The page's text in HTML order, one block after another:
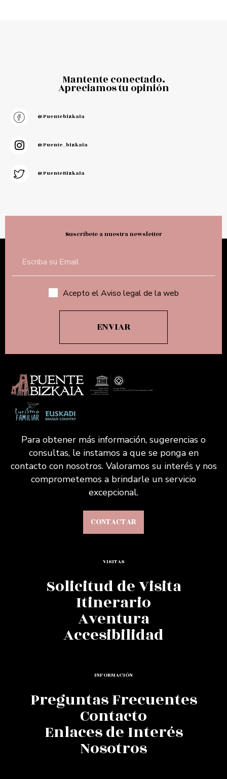
Mantente conectado.
Apreciamos tu opinión
@puentebizkaia
@puente_bizkaia
@PuenteBizkaia
Suscríbete a nuestra newsletter
Acepto el Aviso legal de la web
Para obtener más información, sugerencias o
consultas, le instamos a que se ponga en
contacto con nosotros. Valoramos su interés y nos
comprometemos a brindarle un servicio
excepcional.
CONTACTAR
VISITAS
Solicitud de Visita
Itinerario
Aventura
Accesibilidad
INFORMACIÓN
Preguntas Frecuentes
Contacto
Enlaces de Interés
Nosotros